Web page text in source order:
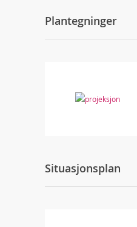
Plantegninger
Situasjonsplan